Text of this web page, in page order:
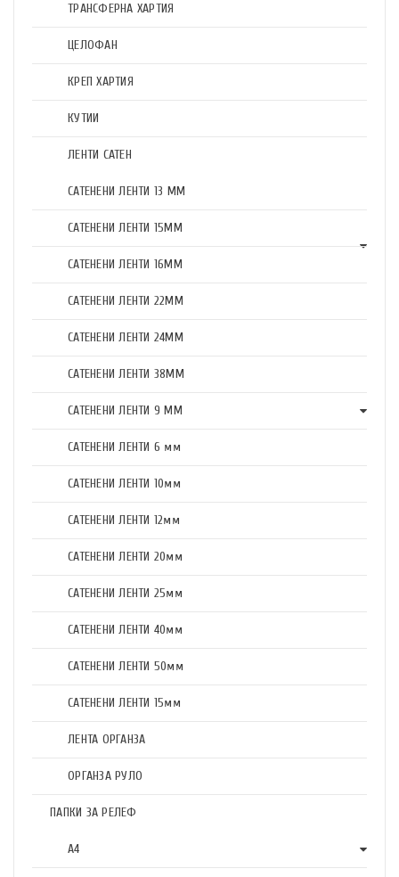
ТРАНСФЕРНА ХАРТИЯ
ЦЕЛОФАН
КРЕП ХАРТИЯ
КУТИИ
ЛЕНТИ САТЕН
САТЕНЕНИ ЛЕНТИ 13 ММ
САТЕНЕНИ ЛЕНТИ 15ММ
САТЕНЕНИ ЛЕНТИ 16ММ
САТЕНЕНИ ЛЕНТИ 22ММ
САТЕНЕНИ ЛЕНТИ 24ММ
САТЕНЕНИ ЛЕНТИ 38ММ
САТЕНЕНИ ЛЕНТИ 9 ММ
САТЕНЕНИ ЛЕНТИ 6 мм
САТЕНЕНИ ЛЕНТИ 10мм
САТЕНЕНИ ЛЕНТИ 12мм
САТЕНЕНИ ЛЕНТИ 20мм
САТЕНЕНИ ЛЕНТИ 25мм
САТЕНЕНИ ЛЕНТИ 40мм
САТЕНЕНИ ЛЕНТИ 50мм
САТЕНЕНИ ЛЕНТИ 15мм
ЛЕНТА ОРГАНЗА
ОРГАНЗА РУЛО
ПАПКИ ЗА РЕЛЕФ
А4